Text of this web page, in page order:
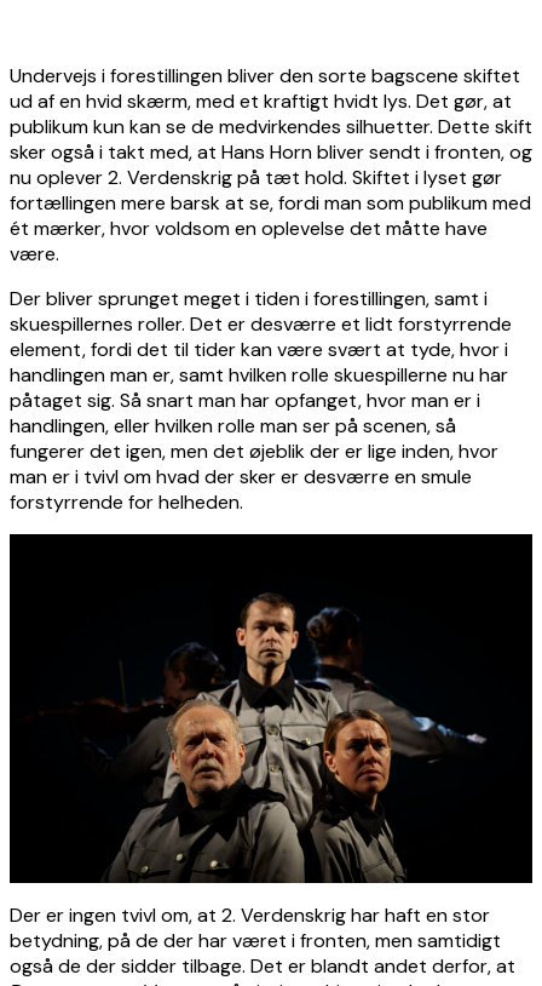
Undervejs i forestillingen bliver den sorte bagscene skiftet
ud af en hvid skærm, med et kraftigt hvidt lys. Det gør, at
publikum kun kan se de medvirkendes silhuetter. Dette skift
sker også i takt med, at Hans Horn bliver sendt i fronten, og
nu oplever 2. Verdenskrig på tæt hold. Skiftet i lyset gør
fortællingen mere barsk at se, fordi man som publikum med
ét mærker, hvor voldsom en oplevelse det måtte have
være.
Der bliver sprunget meget i tiden i forestillingen, samt i
skuespillernes roller. Det er desværre et lidt forstyrrende
element, fordi det til tider kan være svært at tyde, hvor i
handlingen man er, samt hvilken rolle skuespillerne nu har
påtaget sig. Så snart man har opfanget, hvor man er i
handlingen, eller hvilken rolle man ser på scenen, så
fungerer det igen, men det øjeblik der er lige inden, hvor
man er i tvivl om hvad der sker er desværre en smule
forstyrrende for helheden.
Der er ingen tvivl om, at 2. Verdenskrig har haft en stor
betydning, på de der har været i fronten, men samtidigt
også de der sidder tilbage. Det er blandt andet derfor, at